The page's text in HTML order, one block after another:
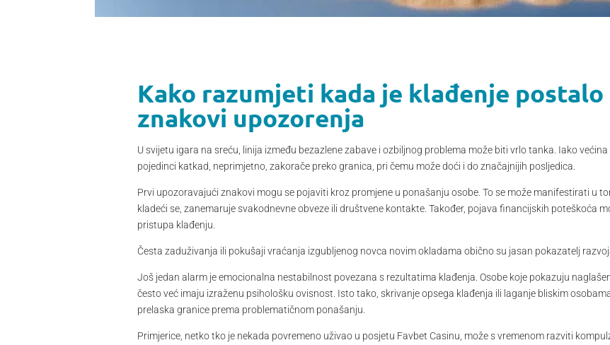
Kako razumjeti kada je klađenje
znakovi upozorenja
U svijetu igara na sreću, linija između bezazlene zabave i ozbiljnog problema može biti vrlo tanka. Iako
pojedinci katkad, neprimjetno, zakorače preko granica, pri čemu može doći i do značajnijih posljedica.
Prvi upozoravajući znakovi mogu se pojaviti kroz promjene u ponašanju osobe. To se može manifestirati u
kladeći se, zanemaruje svakodnevne obveze ili društvene kontakte. Također, pojava financijskih poteškoća
pristupa klađenju.
Česta zaduživanja ili pokušaji vraćanja izgubljenog novca novim okladama obično su jasan pokazatelj
Još jedan alarm je emocionalna nestabilnost povezana s rezultatima klađenja. Osobe koje pokazuju
često već imaju izraženu psihološku ovisnost. Isto tako, skrivanje opsega klađenja ili laganje bliskim
prelaska granice prema problematičnom ponašanju.
Primjerice, netko tko je nekada povremeno uživao u posjetu Favbet Casinu, može s vremenom razviti